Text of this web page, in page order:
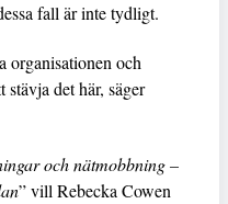
fall är inte tydligt.
organisationen och
det här, säger
och nätmobbning –
” vill Rebecka Cowen